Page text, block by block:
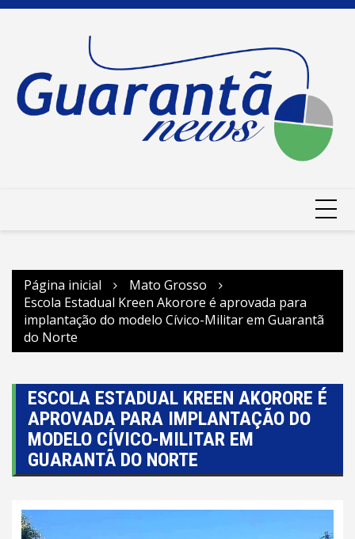
Ir
Página inicial
Mato Grosso
Escola Estadual Kreen Akorore é aprovada para
implantação do modelo Cívico-Militar em Guarantã
do Norte
ESCOLA ESTADUAL KREEN AKORORE É
APROVADA PARA IMPLANTAÇÃO DO
MODELO CÍVICO-MILITAR EM
GUARANTÃ DO NORTE